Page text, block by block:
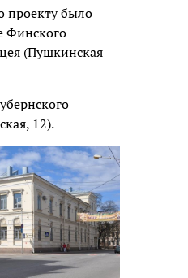
проекту было
Финского
(Пушкинская
12).